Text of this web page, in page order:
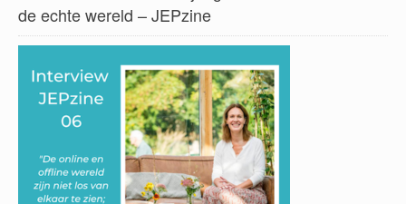
de echte wereld – JEPzine